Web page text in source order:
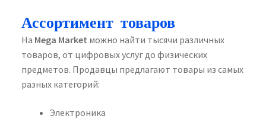
Ассортимент товаров
На Mega Market можно найти тысячи различных
товаров, от цифровых услуг до физических
предметов. Продавцы предлагают товары из самых
разных категорий:
Электроника